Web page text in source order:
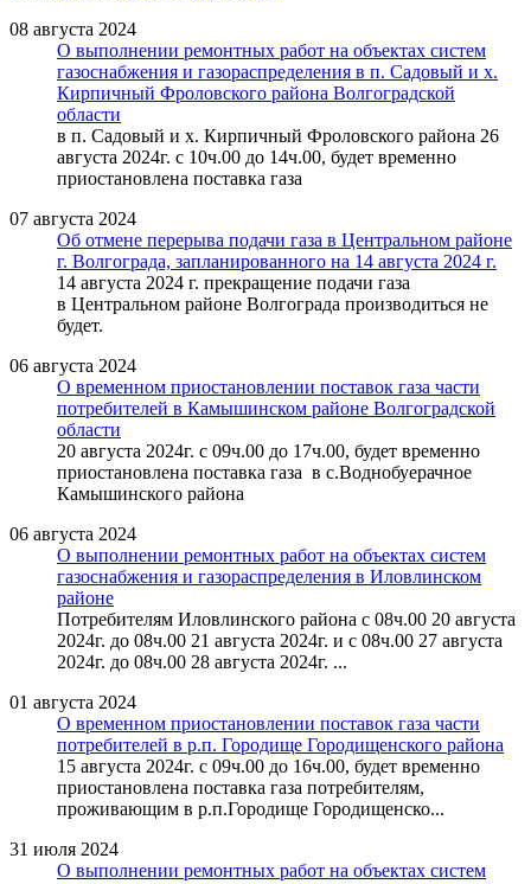
08 августа 2024
О выполнении ремонтных работ на объектах систем
газоснабжения и газораспределения в п. Садовый и х.
Кирпичный Фроловского района Волгоградской
области
в п. Садовый и х. Кирпичный Фроловского района 26
августа 2024г. с 10ч.00 до 14ч.00, будет временно
приостановлена поставка газа
07 августа 2024
Об отмене перерыва подачи газа в Центральном районе
г. Волгограда, запланированного на 14 августа 2024 г.
14 августа 2024 г. прекращение подачи газа
в Центральном районе Волгограда производиться не
будет.
06 августа 2024
О временном приостановлении поставок газа части
потребителей в Камышинском районе Волгоградской
области
20 августа 2024г. с 09ч.00 до 17ч.00, будет временно
приостановлена поставка газа в с.Воднобуерачное
Камышинского района
06 августа 2024
О выполнении ремонтных работ на объектах систем
газоснабжения и газораспределения в Иловлинском
районе
Потребителям Иловлинского района с 08ч.00 20 августа
2024г. до 08ч.00 21 августа 2024г. и с 08ч.00 27 августа
2024г. до 08ч.00 28 августа 2024г. ...
01 августа 2024
О временном приостановлении поставок газа части
потребителей в р.п. Городище Городищенского района
15 августа 2024г. с 09ч.00 до 16ч.00, будет временно
приостановлена поставка газа потребителям,
проживающим в р.п.Городище Городищенско...
31 июля 2024
О выполнении ремонтных работ на объектах систем